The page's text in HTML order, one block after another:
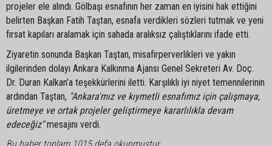
projeler ele alındı. Gölbaşı esnafının her zaman en iyisini hak ettiğini
belirten Başkan Fatih Taştan, esnafa verdikleri sözleri tutmak ve yeni
fırsat kapıları aralamak için sahada aralıksız çalıştıklarını ifade etti.
Ziyaretin sonunda Başkan Taştan, misafirperverlikleri ve yakın
ilgilerinden dolayı Ankara Kalkınma Ajansı Genel Sekreteri Av. Doç.
Dr. Duran Kalkan’a teşekkürlerini iletti. Karşılıklı iyi niyet temennilerinin
ardından Taştan, "Ankara'mız ve kıymetli esnafımız için çalışmaya,
üretmeye ve ortak projeler geliştirmeye kararlılıkla devam
edeceğiz"mesajını verdi.